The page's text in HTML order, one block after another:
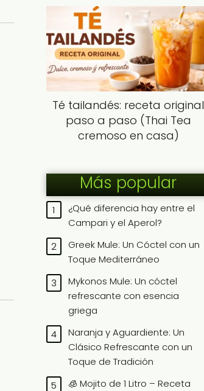
Té tailandés: receta original
paso a paso (Thai Tea
cremoso en casa)
Más popular
¿Qué diferencia hay entre el
Campari y el Aperol?
Greek Mule: Un Cóctel con un
Toque Mediterráneo
Mykonos Mule: Un cóctel
refrescante con esencia
griega
Naranja y Aguardiente: Un
Clásico Refrescante con un
Toque de Tradición
🧊 Mojito de 1 Litro – Receta